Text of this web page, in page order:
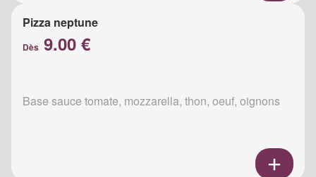
Pizza neptune
Dès 9.00 €
Base sauce tomate, mozzarella, thon, oeuf, oignons